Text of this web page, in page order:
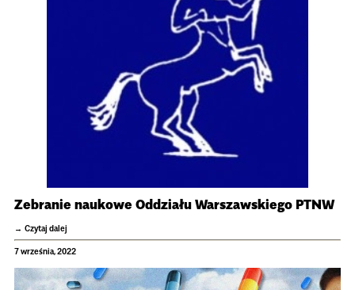
Zebranie naukowe Oddziału Warszawskiego PTNW
Czytaj dalej
7 września, 2022